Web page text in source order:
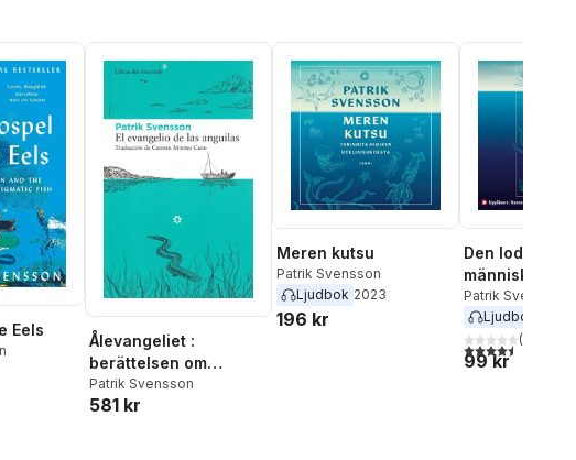
Eels
Ålevangeliet :
berättelsen om
världens mest gåtfulla
fisk (Spanska)
Patrik Svensson
581 kr
Meren kutsu
Patrik Svensson
Ljudbok 2023
196 kr
Den lodande
människan :
djupet och
nyfikenheten
Patrik Svensson
Ljudbok
4,5utav 5(
99 kr